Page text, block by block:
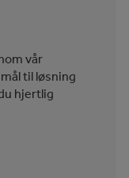
vår
til løsning
hjertlig